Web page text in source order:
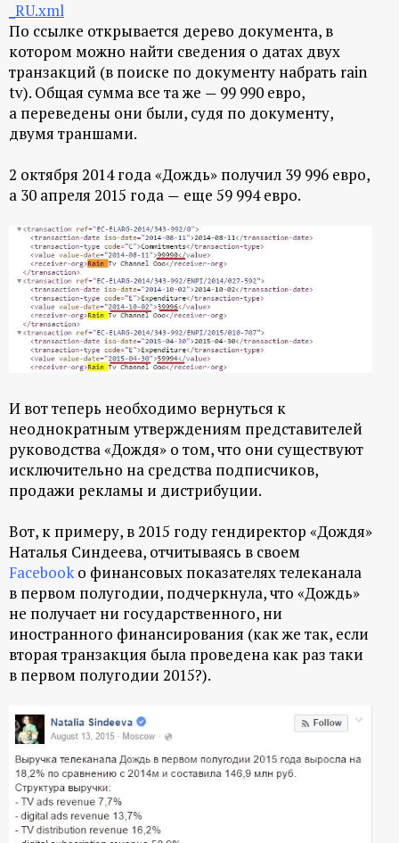
_RU.xml
По ссылке открывается дерево документа, в
котором можно найти сведения о датах двух
транзакций (в поиске по документу набрать rain
tv). Общая сумма все та же — 99 990 евро,
а переведены они были, судя по документу,
двумя траншами.
2 октября 2014 года«Дождь» получил 39 996 евро,
а 30 апреля 2015 года — еще 59 994 евро.
И вот теперь необходимо вернуться к
неоднократным утверждениям представителей
руководства «Дождя» о том, что они существуют
исключительно на средства подписчиков,
продажи рекламы и дистрибуции.
Вот, к примеру, в 2015 году гендиректор «Дождя»
Наталья Синдеева, отчитываясь в своем
Facebookо финансовых показателях телеканала
в первом полугодии, подчеркнула, что «Дождь»
не получает ни государственного, ни
иностранного финансирования (как же так, если
вторая транзакция была проведена как раз таки
в первом полугодии 2015?).